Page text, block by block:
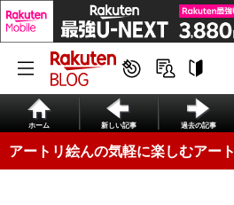
ホーム 新しい記事 過去の記事
アートリ絵んの気軽に楽しむアート